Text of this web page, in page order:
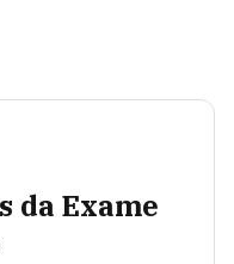
da Exame